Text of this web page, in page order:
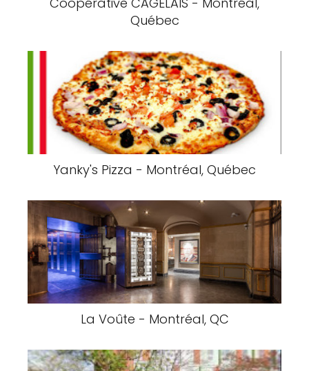
Chemin Faisant Traiteur - Montréal,
Québec
Coopérative CAGELAIS - Montréal,
Québec